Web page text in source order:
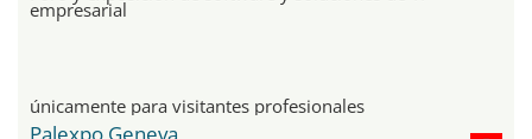
empresarial
únicamente para visitantes profesionales
Palexpo Geneva